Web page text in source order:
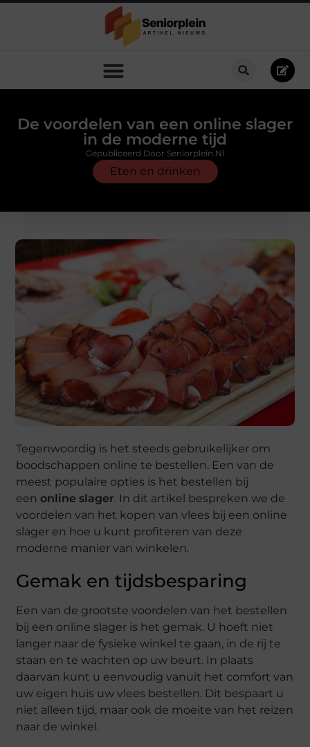
De voordelen van een online slager
in de moderne tijd
Eten en drinken
Gepubliceerd Door Seniorplein.nl
Tegenwoordig is het steeds gebruikelijker om
boodschappen online te bestellen. Een van de
meest populaire opties is het bestellen bij
eenonline slager. In dit artikel bespreken we de
voordelen van het kopen van vlees bij een online
slager en hoe u kunt profiteren van deze
moderne manier van winkelen.
Gemak en tijdsbesparing
Een van de grootste voordelen van het bestellen
bij een online slager is het gemak. U hoeft niet
langer naar de fysieke winkel te gaan, in de rij te
staan en te wachten op uw beurt. In plaats
daarvan kunt u eenvoudig vanuit het comfort van
uw eigen huis uw vlees bestellen. Dit bespaart u
niet alleen tijd, maar ook de moeite van het reizen
naar de winkel.